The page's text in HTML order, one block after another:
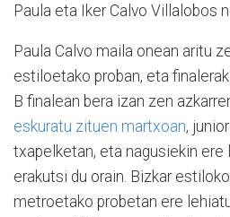
Paula eta Iker Calvo Villalobos
Paula Calvo maila onean aritu
estiloetako proban, eta
B finalean bera izan zen
eskuratu zituen martxoan,
txapelketan, eta nagusiekin ere
erakutsi du orain. Bizkar
metroetako probetan ere